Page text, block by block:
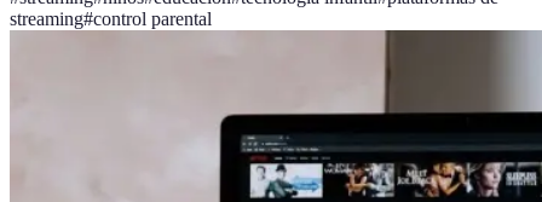
streaming#control parental